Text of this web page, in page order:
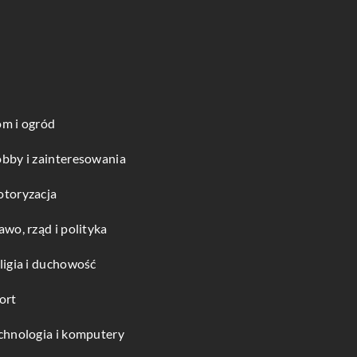
i ogród
i zainteresowania
rząd i polityka
i duchowość
i komputery